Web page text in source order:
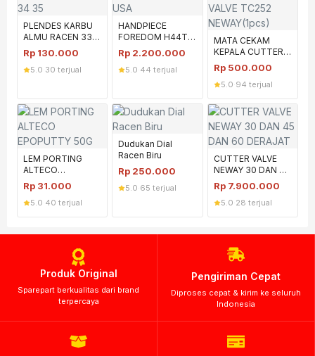
PLENDES KARBU
ALMU RACEN 33
34 35
Rp 130.000
5.0 30 terjual
HANDPIECE
FOREDOM H44T
USA
Rp 2.200.000
5.0 44 terjual
MATA CEKAM
KEPALA CUTTER
VALVE TC252
NEWAY(1pcs)
Rp 500.000
5.0 94 terjual
LEM PORTING
ALTECO
EPOPUTTY 50G
Rp 31.000
5.0 40 terjual
Dudukan Dial
Racen Biru
Rp 250.000
5.0 65 terjual
CUTTER VALVE
NEWAY 30 DAN 45
DAN 60 DERAJAT
Rp 7.900.000
5.0 28 terjual
Produk Original
Sparepart berkualitas dari brand
terpercaya
Pengiriman Cepat
Diproses cepat & kirim ke seluruh
Indonesia